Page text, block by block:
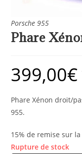
Porsche 955
Phare
399,00€
Phare Xénon droit/
955.
15% de remise sur
Rupture de stock